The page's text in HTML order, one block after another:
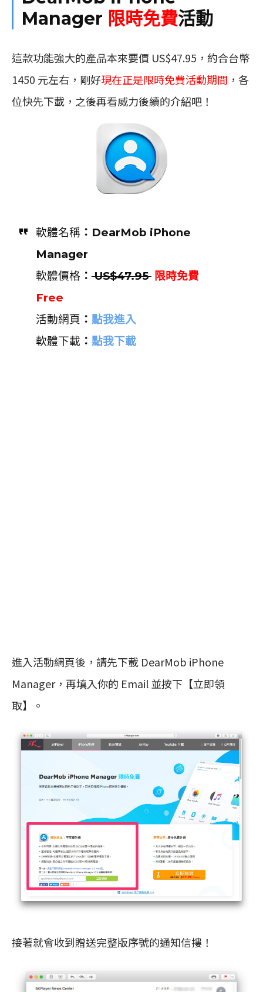
Manager 限時免費活動
這款功能強大的產品本來要價 US$47.95，約合台幣
1450 元左右，剛好現在正是限時免費活動期間 ，各
位快先下載，之後再看威力後續的介紹吧！
軟體名稱：DearMob iPhone
Manager
軟體價格 ：US$47.95 限時免費
Free
活動網頁 ： 點我進入
軟體下載 ： 點我下載
進入活動網頁後，請先下載 DearMob iPhone
Manager，再填入你的 Email 並按下【立即領
取】。
接著就會收到贈送完整版序號的通知信摟！